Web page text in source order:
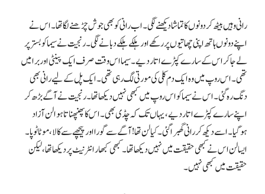
رانی وہیں بیٹھ کر دونوں کا تماشا دیکھنے لگی۔ اب رانی کو بھی جوش چڑھنے لگا تھا۔ اس نے
اپنے دونوں ہاتھ اپنی چھاتیوں پر رکھے اور ہلکے ہلکے دبانے لگی۔ رنجیت نے سیما کو بستر پر
لے جا کر اس کے سارے کپڑے اتار دیے۔ سیما اس وقت صرف ایک پینٹی اور برا میں
تھی۔ اس روپ میں وہ ایک دم کلی کی مورتی لگ رہی تھی۔ ایک پل کے لیے رانی بھی
دنگ رہ گئی۔ اس نے سیما کو اس روپ میں کبھی نہیں دیکھا تھا۔ رنجیت نے آگے بڑھ کر
اپنے سارے کپڑے اتار دیے، یہاں تک کہ چڈی بھی۔ اس کا پھنپھناتا ہوا لن آزاد
ہوگیا۔ اسے دیکھ کر رانی گھبرا گئی۔ کیا لن تھا! آگے سے گورا اور پیچھے سے کالا، موٹا ٹوپا ۔
ایسا لن اس نے کبھی حقیقت میں نہیں دیکھا تھا۔ کبھی کبھار انٹرنیٹ پر دیکھا تھا، لیکن
حقیقت میں کبھی نہیں۔